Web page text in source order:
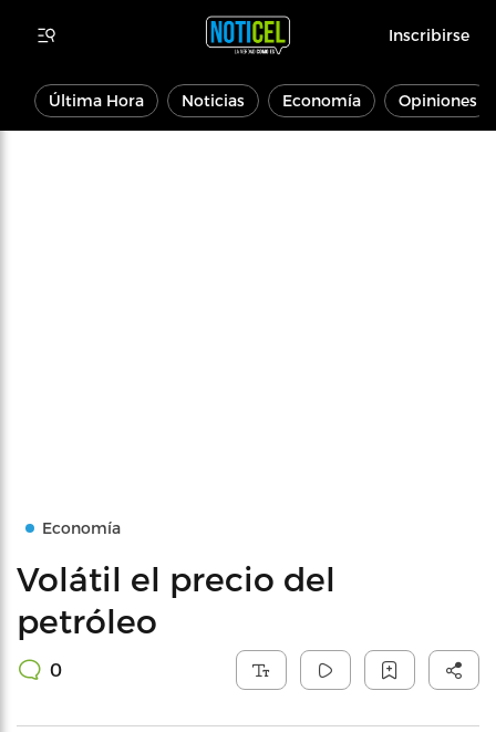
Inscribirse
Última Hora Noticias Economía Opiniones
Economía
Volátil el precio del
petróleo
0